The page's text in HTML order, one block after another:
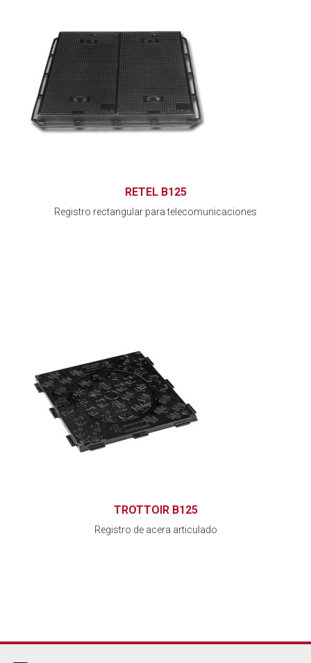
RETEL B125
Registro rectangular para telecomunicaciones
TROTTOIR B125
Registro de acera articulado